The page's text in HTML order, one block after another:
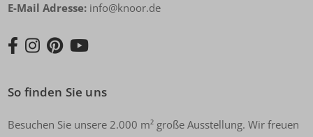
E-Mail Adresse: info@knoor.de
So finden Sie uns
Besuchen Sie unsere 2.000 m² große Ausstellung. Wir freuen